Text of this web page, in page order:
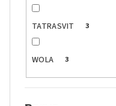
TATRASVIT 3
WOLA 3